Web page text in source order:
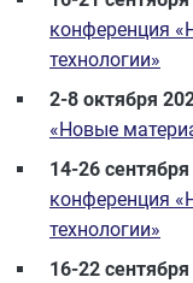
конференция
технологии»
2-8 октября
«Новые
14-26
конференция
технологии»
16-22